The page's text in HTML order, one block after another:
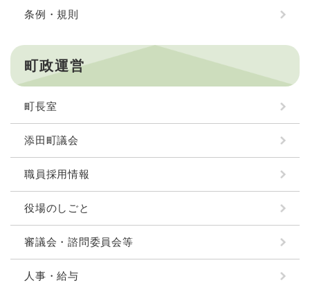
条例・規則
町政運営
町長室
添田町議会
職員採用情報
役場のしごと
審議会・諮問委員会等
人事・給与